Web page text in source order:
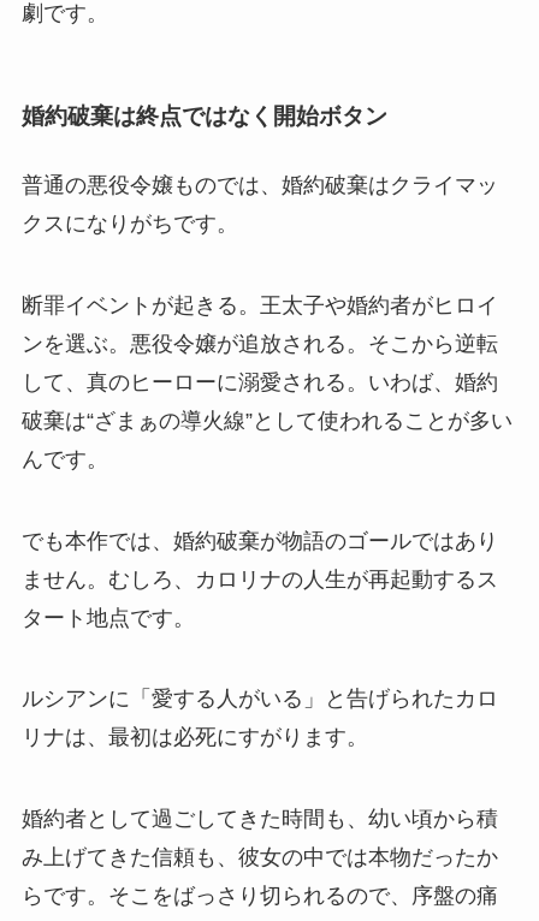
劇です。
婚約破棄は終点ではなく開始ボタン
普通の悪役令嬢ものでは、婚約破棄はクライマッ
クスになりがちです。
断罪イベントが起きる。王太子や婚約者がヒロイ
ンを選ぶ。悪役令嬢が追放される。そこから逆転
して、真のヒーローに溺愛される。いわば、婚約
破棄は“ざまぁの導火線”として使われることが多い
んです。
でも本作では、婚約破棄が物語のゴールではあり
ません。むしろ、カロリナの人生が再起動するス
タート地点です。
ルシアンに「愛する人がいる」と告げられたカロ
リナは、最初は必死にすがります。
婚約者として過ごしてきた時間も、幼い頃から積
み上げてきた信頼も、彼女の中では本物だったか
らです。そこをばっさり切られるので、序盤の痛